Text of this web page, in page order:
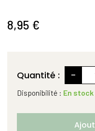
8,95 €
Quantité : -
Disponibilité : En stock